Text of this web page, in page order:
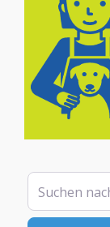
Suchen nach